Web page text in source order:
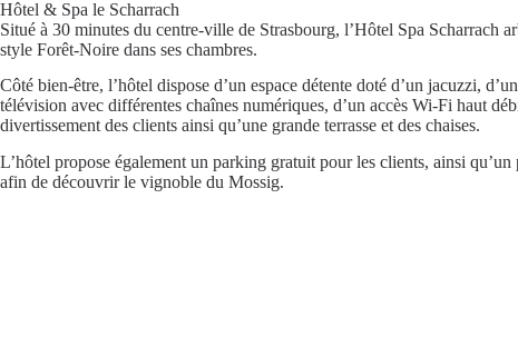
Hôtel & Spa le Scharrach
Situé à 30 minutes du centre-ville de Strasbourg, l’Hôtel Spa Scharrach
style Forêt-Noire dans ses chambres.
Côté bien-être, l’hôtel dispose d’un espace détente doté d’un jacuzzi,
télévision avec différentes chaînes numériques, d’un accès Wi-Fi haut
divertissement des clients ainsi qu’une grande terrasse et des chaises.
L’hôtel propose également un parking gratuit pour les clients, ainsi
afin de découvrir le vignoble du Mossig.